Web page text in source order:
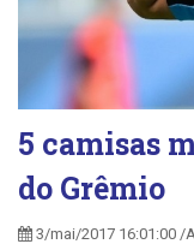
5 camisas
do Grêmio
3/mai/2017 16:01:00 /